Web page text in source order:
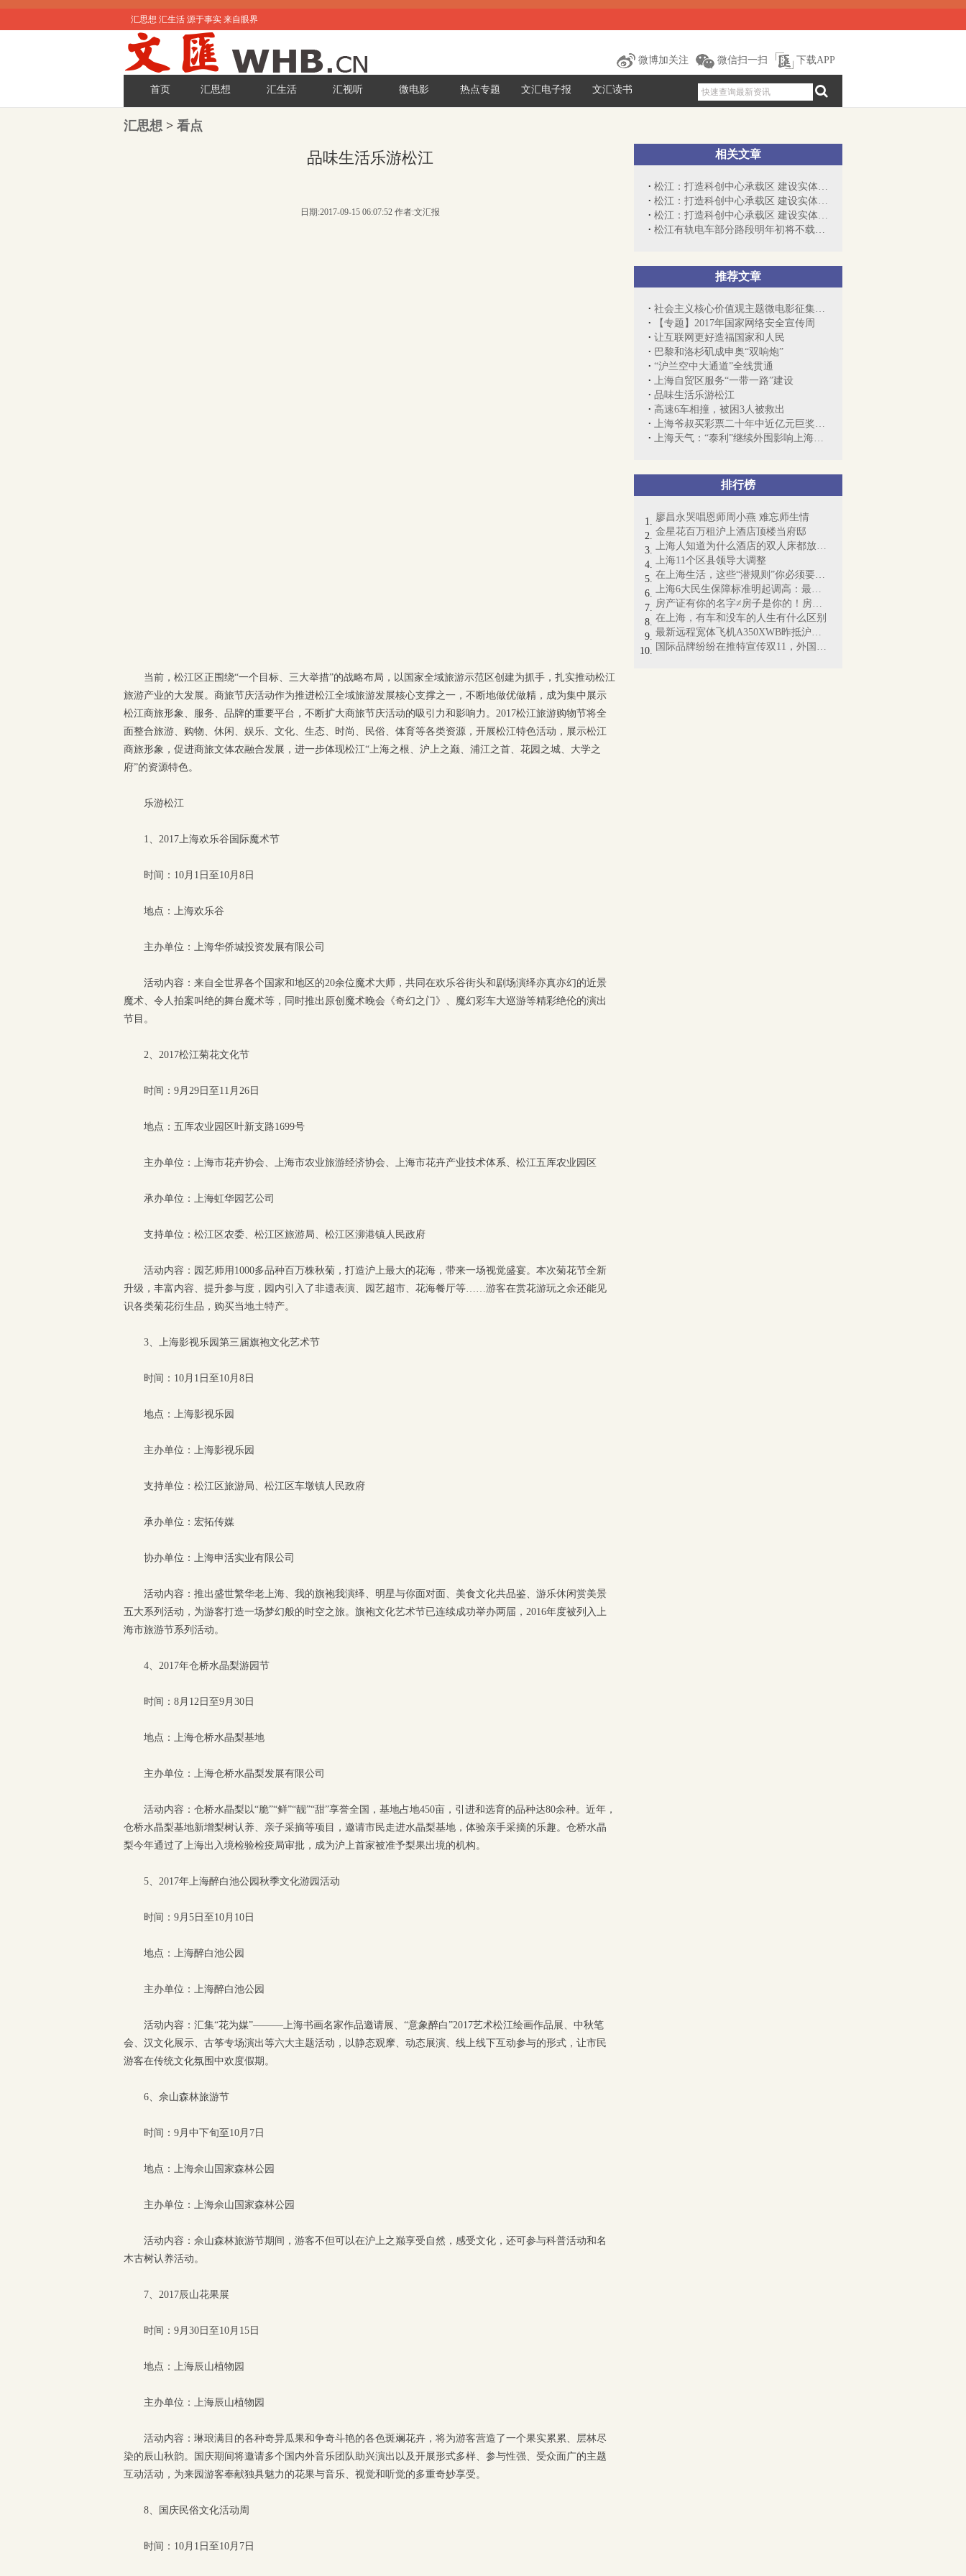
汇思想 汇生活 源于事实 来自眼界
微博加关注 微信扫一扫 下载APP
首页 汇思想 汇生活 汇视听 微电影 热点专题 文汇电子报 文汇读书
汇思想 > 看点
相关文章
松江：打造科创中心承载区 建设实体经济...
松江：打造科创中心承载区 建设实体经济...
松江：打造科创中心承载区 建设实体经济...
松江有轨电车部分路段明年初将不载客试运行
推荐文章
社会主义核心价值观主题微电影征集展示活动
【专题】2017年国家网络安全宣传周
让互联网更好造福国家和人民
巴黎和洛杉矶成申奥“双响炮”
“沪兰空中大通道”全线贯通
上海自贸区服务“一带一路”建设
品味生活乐游松江
高速6车相撞，被困3人被救出
上海爷叔买彩票二十年中近亿元巨奖，将用...
上海天气：“泰利”继续外围影响上海，明...
排行榜
廖昌永哭唱恩师周小燕 难忘师生情
金星花百万租沪上酒店顶楼当府邸
上海人知道为什么酒店的双人床都放4个枕...
上海11个区县领导大调整
在上海生活，这些“潜规则”你必须要懂！
上海6大民生保障标准明起调高：最低工资...
房产证有你的名字≠房子是你的！房产证即...
在上海，有车和没车的人生有什么区别
最新远程宽体飞机A350XWB昨抵沪：“侬好...
国际品牌纷纷在推特宣传双11，外国网友懵...
品味生活乐游松江
日期:2017-09-15 06:07:52 作者:文汇报
当前，松江区正围绕“一个目标、三大举措”的战略布局，以国家全域旅游示范区创建为抓手，扎实推动松江
旅游产业的大发展。商旅节庆活动作为推进松江全域旅游发展核心支撑之一，不断地做优做精，成为集中展示
松江商旅形象、服务、品牌的重要平台，不断扩大商旅节庆活动的吸引力和影响力。2017松江旅游购物节将全
面整合旅游、购物、休闲、娱乐、文化、生态、时尚、民俗、体育等各类资源，开展松江特色活动，展示松江
商旅形象，促进商旅文体农融合发展，进一步体现松江“上海之根、沪上之巅、浦江之首、花园之城、大学之
府”的资源特色。
乐游松江
1、2017上海欢乐谷国际魔术节
时间：10月1日至10月8日
地点：上海欢乐谷
主办单位：上海华侨城投资发展有限公司
活动内容：来自全世界各个国家和地区的20余位魔术大师，共同在欢乐谷街头和剧场演绎亦真亦幻的近景
魔术、令人拍案叫绝的舞台魔术等，同时推出原创魔术晚会《奇幻之门》、魔幻彩车大巡游等精彩绝伦的演出
节目。
2、2017松江菊花文化节
时间：9月29日至11月26日
地点：五厍农业园区叶新支路1699号
主办单位：上海市花卉协会、上海市农业旅游经济协会、上海市花卉产业技术体系、松江五厍农业园区
承办单位：上海虹华园艺公司
支持单位：松江区农委、松江区旅游局、松江区泖港镇人民政府
活动内容：园艺师用1000多品种百万株秋菊，打造沪上最大的花海，带来一场视觉盛宴。本次菊花节全新
升级，丰富内容、提升参与度，园内引入了非遗表演、园艺超市、花海餐厅等……游客在赏花游玩之余还能见
识各类菊花衍生品，购买当地土特产。
3、上海影视乐园第三届旗袍文化艺术节
时间：10月1日至10月8日
地点：上海影视乐园
主办单位：上海影视乐园
支持单位：松江区旅游局、松江区车墩镇人民政府
承办单位：宏拓传媒
协办单位：上海申活实业有限公司
活动内容：推出盛世繁华老上海、我的旗袍我演绎、明星与你面对面、美食文化共品鉴、游乐休闲赏美景
五大系列活动，为游客打造一场梦幻般的时空之旅。旗袍文化艺术节已连续成功举办两届，2016年度被列入上
海市旅游节系列活动。
4、2017年仓桥水晶梨游园节
时间：8月12日至9月30日
地点：上海仓桥水晶梨基地
主办单位：上海仓桥水晶梨发展有限公司
活动内容：仓桥水晶梨以“脆”“鲜”“靓”“甜”享誉全国，基地占地450亩，引进和选育的品种达80余种。近年，
仓桥水晶梨基地新增梨树认养、亲子采摘等项目，邀请市民走进水晶梨基地，体验亲手采摘的乐趣。仓桥水晶
梨今年通过了上海出入境检验检疫局审批，成为沪上首家被准予梨果出境的机构。
5、2017年上海醉白池公园秋季文化游园活动
时间：9月5日至10月10日
地点：上海醉白池公园
主办单位：上海醉白池公园
活动内容：汇集“花为媒”———上海书画名家作品邀请展、“意象醉白”2017艺术松江绘画作品展、中秋笔
会、汉文化展示、古筝专场演出等六大主题活动，以静态观摩、动态展演、线上线下互动参与的形式，让市民
游客在传统文化氛围中欢度假期。
6、佘山森林旅游节
时间：9月中下旬至10月7日
地点：上海佘山国家森林公园
主办单位：上海佘山国家森林公园
活动内容：佘山森林旅游节期间，游客不但可以在沪上之巅享受自然，感受文化，还可参与科普活动和名
木古树认养活动。
7、2017辰山花果展
时间：9月30日至10月15日
地点：上海辰山植物园
主办单位：上海辰山植物园
活动内容：琳琅满目的各种奇异瓜果和争奇斗艳的各色斑斓花卉，将为游客营造了一个果实累累、层林尽
染的辰山秋韵。国庆期间将邀请多个国内外音乐团队助兴演出以及开展形式多样、参与性强、受众面广的主题
互动活动，为来园游客奉献独具魅力的花果与音乐、视觉和听觉的多重奇妙享受。
8、国庆民俗文化活动周
时间：10月1日至10月7日